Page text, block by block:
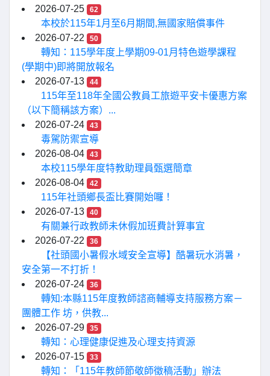
2026-07-25
62
本校於115年1月至6月期間,無國家賠償事件
2026-07-22
50
轉知：115學年度上學期09-01月特色遊學課程
(學期中)即將開放報名
2026-07-13
44
115年至118年全國公教員工旅遊平安卡優惠方案
（以下簡稱該方案）...
2026-07-24
43
毒駕防禦宣導
2026-08-04
43
本校115學年度特教助理員甄選簡章
2026-08-04
42
115年社頭鄉長盃比賽開始囉！
2026-07-13
40
有關兼行政教師未休假加班費計算事宜
2026-07-22
36
【社頭國小暑假水域安全宣導】酷暑玩水消暑，
安全第一不打折！
2026-07-24
36
轉知:本縣115年度教師諮商輔導支持服務方案－
團體工作 坊，供教...
2026-07-29
35
轉知：心理健康促進及心理支持資源
2026-07-15
33
轉知：「115年教師節敬師徵稿活動」辦法